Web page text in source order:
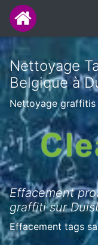
Nettoyage
Belgique à
Nettoyage graffitis
Effacement
graffiti sur
Effacement tags